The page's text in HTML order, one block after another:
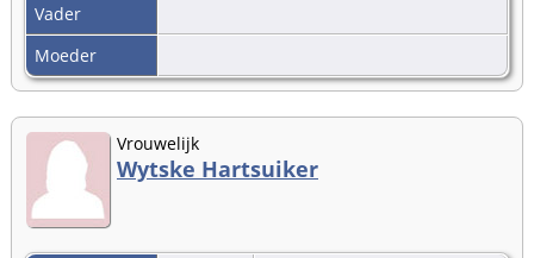
Vader
Moeder
Vrouwelijk
Wytske Hartsuiker